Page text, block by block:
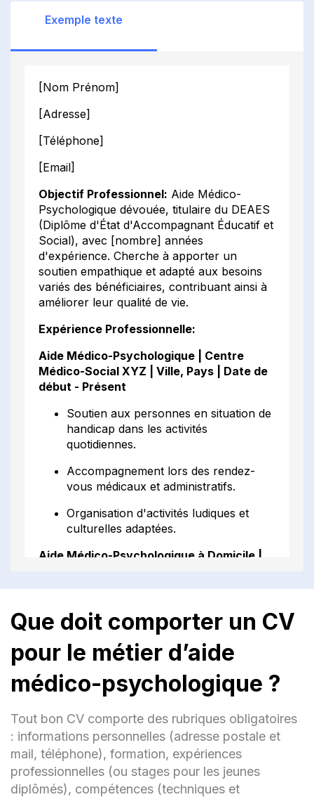
Exemple texte
[Nom Prénom]
[Adresse]
[Téléphone]
[Email]
Objectif Professionnel: Aide Médico-
Psychologique dévouée, titulaire du DEAES
(Diplôme d'État d'Accompagnant Éducatif et
Social), avec [nombre] années
d'expérience. Cherche à apporter un
soutien empathique et adapté aux besoins
variés des bénéficiaires, contribuant ainsi à
améliorer leur qualité de vie.
Expérience Professionnelle:
Aide Médico-Psychologique | Centre
Médico-Social XYZ | Ville, Pays | Date de
début - Présent
Soutien aux personnes en situation de
handicap dans les activités
quotidiennes.
Accompagnement lors des rendez-
vous médicaux et administratifs.
Organisation d'activités ludiques et
culturelles adaptées.
Aide Médico-Psychologique à Domicile |
début - Date de fin
Assistance dans les tâches
domestiques et la préparation des
repas.
lors de leurs loisirs et sorties.
Formation:
DEAES (Diplôme d'État
d'Accompagnant Éducatif et Social)
| Nom de l'École | Ville, Pays | Année
d'obtention
Que doit comporter un CV
pour le métier d’aide
médico-psychologique ?
Tout bon CV comporte des rubriques obligatoires
: informations personnelles (adresse postale et
mail, téléphone), formation, expériences
professionnelles (ou stages pour les jeunes
diplômés), compétences (techniques et